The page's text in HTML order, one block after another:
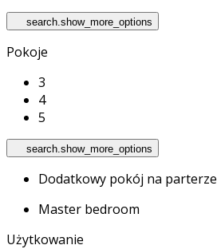
search.show_more_options
Pokoje
3
4
5
search.show_more_options
Dodatkowy pokój na parterze
Master bedroom
Użytkowanie